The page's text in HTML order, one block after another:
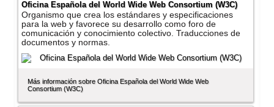
Oficina Española del World Wide Web Consortium (W3C)
Organismo que crea los estándares y especificaciones
para la web y favorece su desarrollo como foro de
comunicación y conocimiento colectivo. Traducciones de
documentos y normas.
Más información sobre Oficina Española del World Wide Web
Consortium (W3C)